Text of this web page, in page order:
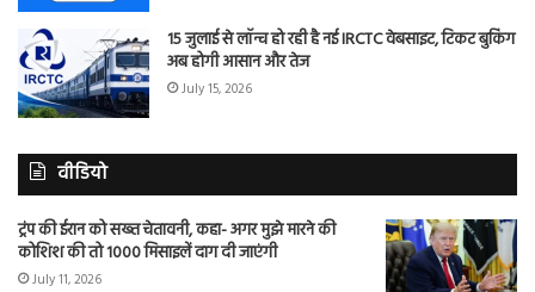
15 जुलाई से लॉन्च हो रही है नई IRCTC वेबसाइट, टिकट बुकिंग
अब होगी आसान और तेज
July 15, 2026
वीडियो
ट्रंप की ईरान को सख्त चेतावनी, कहा- अगर मुझे मारने की
कोशिश की तो 1000 मिसाइलें दाग दी जाएंगी
July 11, 2026